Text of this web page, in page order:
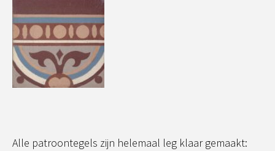
Alle patroontegels zijn helemaal leg klaar gemaakt: